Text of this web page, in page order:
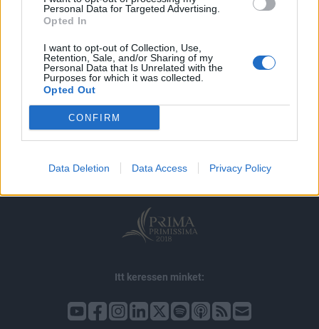
Personal Data for Targeted Advertising.
Opted In
I want to opt-out of Collection, Use,
Retention, Sale, and/or Sharing of my
Personal Data that Is Unrelated with the
Purposes for which it was collected.
Opted Out
CONFIRM
Data Deletion Data Access Privacy Policy
© 2026 Portfolio
impresszum
jogi nyilatkozat
kommentkezelés
ÁSZF
Itt keressen minket: